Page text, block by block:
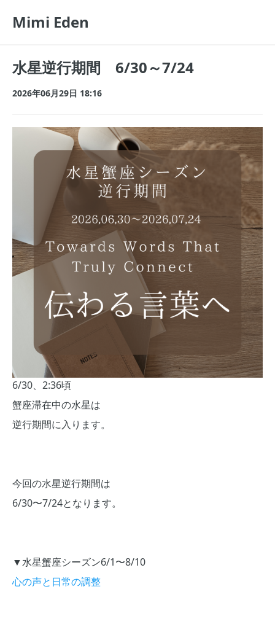
Mimi Eden
水星逆行期間 6/30～7/24
2026年06月29日 18:16
6/30、2:36頃
蟹座滞在中の水星は
逆行期間に入ります。
今回の水星逆行期間は
6/30〜7/24となります。
▼水星蟹座シーズン6/1〜8/10
心の声と日常の調整